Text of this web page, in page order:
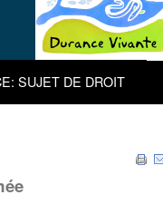
SUJET DE DROIT